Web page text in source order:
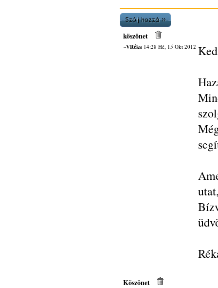
köszönet
~VRéka14:28 Hé, 15 Okt 2012
Köszönet